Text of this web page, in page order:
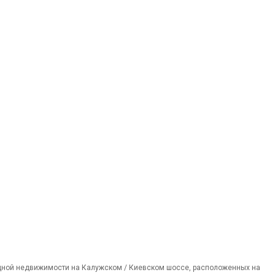
недвижимости на Калужском / Киевском шоссе, расположенных на